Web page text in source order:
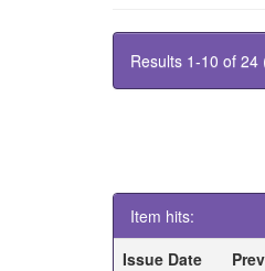
Results 1-10 of
Item hits:
Issue Date